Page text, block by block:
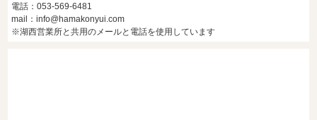
電話：053-569-6481
mail：info@hamakonyui.com
※湖西営業所と共用のメールと電話を使用しています